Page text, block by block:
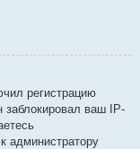
регистрацию
заблокировал ваш IP-
администратору